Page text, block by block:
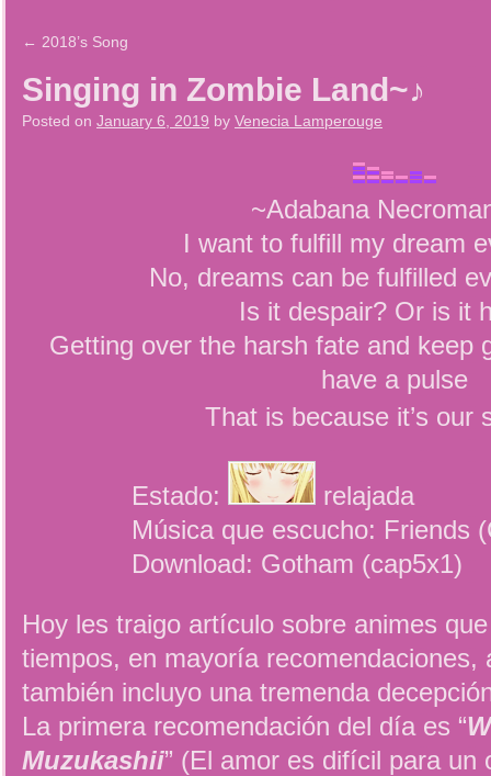
← 2018’s Song
Singing in Zombie Land~♪
Posted on January 6, 2019 by Venecia Lamperouge
~Adabana
I want to fulfill my dream
No, dreams can be fulfilled
Is it despair? Or is it
Getting over the harsh fate and keep
have a pulse
That is because it’s our
Estado:
relajada
Música que escucho: Friends
Download: Gotham (cap5x1)
Hoy les traigo artículo sobre animes
tiempos, en mayoría recomendaciones,
también incluyo una tremenda
La primera recomendación del día es “
Muzukashii” (El amor es difícil para un